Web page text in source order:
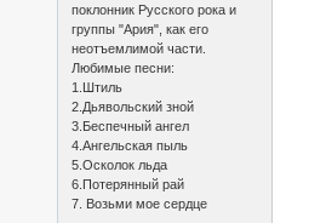
поклонник Русского рока и
группы "Ария", как его
неотъемлимой части.
Любимые песни:
1.Штиль
2.Дьявольский зной
3.Беспечный ангел
4.Ангельская пыль
5.Осколок льда
6.Потерянный рай
7. Возьми мое сердце